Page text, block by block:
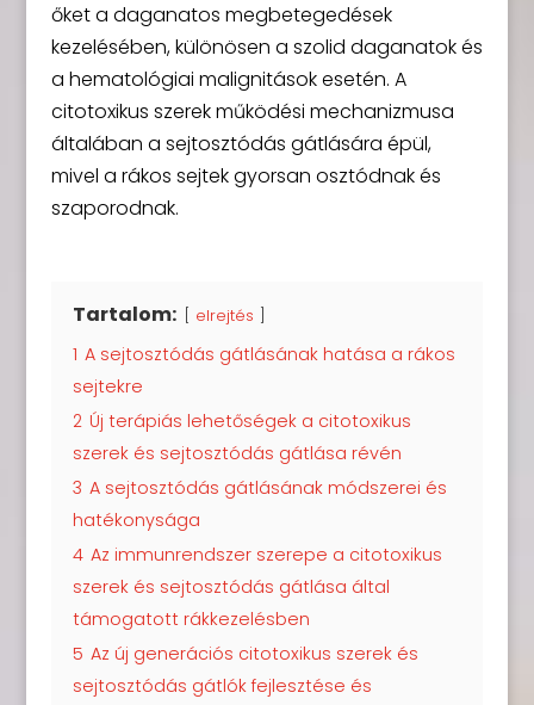
őket a daganatos megbetegedések
kezelésében, különösen a szolid daganatok és
a hematológiai malignitások esetén. A
citotoxikus szerek működési mechanizmusa
általában a sejtosztódás gátlására épül,
mivel a rákos sejtek gyorsan osztódnak és
szaporodnak.
Tartalom: elrejtés
1 A sejtosztódás gátlásának hatása a rákos
sejtekre
2 Új terápiás lehetőségek a citotoxikus
szerek és sejtosztódás gátlása révén
3 A sejtosztódás gátlásának módszerei és
hatékonysága
4 Az immunrendszer szerepe a citotoxikus
szerek és sejtosztódás gátlása által
támogatott rákkezelésben
5 Az új generációs citotoxikus szerek és
sejtosztódás gátlók fejlesztése és